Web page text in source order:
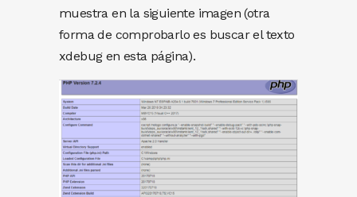
muestra en la siguiente imagen (otra
forma de comprobarlo es buscar el texto
xdebug en esta página).